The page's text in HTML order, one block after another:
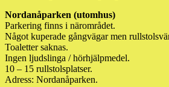
Nordanåparken (utomhus)
Parkering finns i närområdet.
Något kuperade gångvägar men
Toaletter saknas.
Ingen ljudslinga / hörhjälpmedel.
10 – 15 rullstolsplatser.
Adress: Nordanåparken.